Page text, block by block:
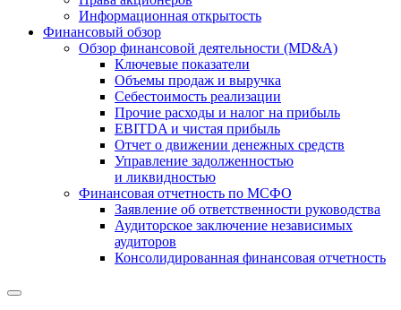
Информационная открытость
Финансовый обзор
Обзор финансовой деятельности (MD&A)
Ключевые показатели
Объемы продаж и выручка
Себестоимость реализации
Прочие расходы и налог на прибыль
EBITDA и чистая прибыль
Отчет о движении денежных средств
Управление задолженностью
и ликвидностью
Финансовая отчетность по МСФО
Заявление об ответственности руководства
Аудиторское заключение независимых
аудиторов
Консолидированная финансовая отчетность